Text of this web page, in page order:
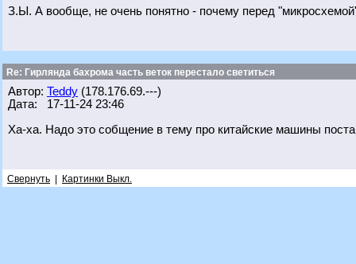
З.Ы. А вообще, не очень понятно - почему перед
Re: Гирлянда бахрома часть веток перестало светиться
Автор: Teddy (178.176.69.---)
Дата: 17-11-24 23:46
Ха-ха. Надо это собщение в тему про китайские машины
Свернуть Картинки Выкл.